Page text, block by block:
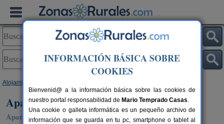
Alojamientos
Apartamentos Rurales La Prida
Apartamentos Rurales en Caleao (Asturias)
INFORMACIÓN BÁSICA SOBRE
COOKIES
Bienvenid@ a la información básica sobre las cookies de
nuestro portal responsabilidad de Mario Temprado Casas.
Una cookie o galleta informática es un pequeño archivo de
información que se guarda en tu pc, smartphone o tablet al